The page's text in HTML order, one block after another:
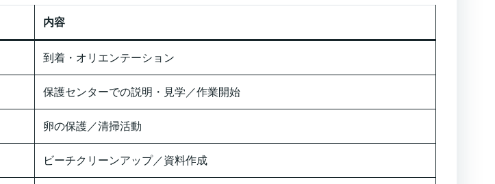
内容
到着・オリエンテーション
保護センターでの説明・見学／作業開始
卵の保護／清掃活動
ビーチクリーンアップ／資料作成